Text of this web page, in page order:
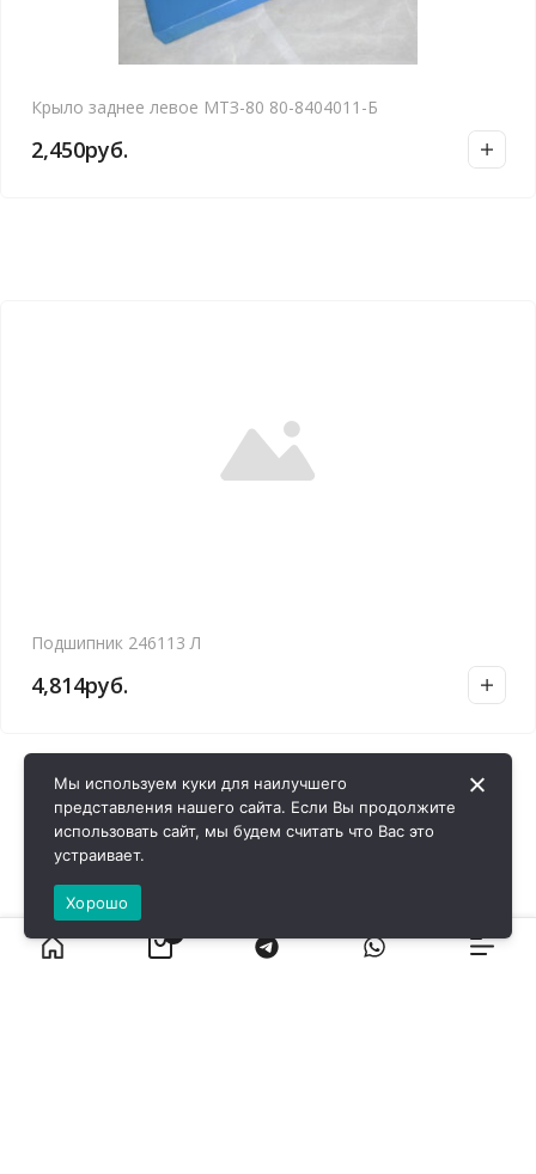
Крыло заднее левое МТЗ-80 80-8404011-Б
2,450руб.
Подшипник 246113 Л
4,814руб.
Мы используем куки для наилучшего
представления нашего сайта. Если Вы продолжите
использовать сайт, мы будем считать что Вас это
устраивает.
Хорошо